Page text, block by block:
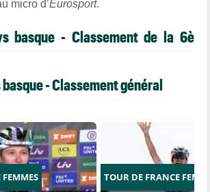
micro d’Eurosport.
basque - Classement de la 6è
basque - Classement général
TOUR DE FRANCE